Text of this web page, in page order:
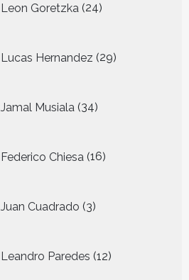
Leon Goretzka 24
producten
Lucas Hernandez 29
producten
Jamal Musiala 34
producten
Federico Chiesa 16
producten
Juan Cuadrado 3
producten
Leandro Paredes 12
producten